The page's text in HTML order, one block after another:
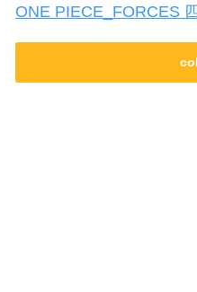
ONE PIECE_FORCES